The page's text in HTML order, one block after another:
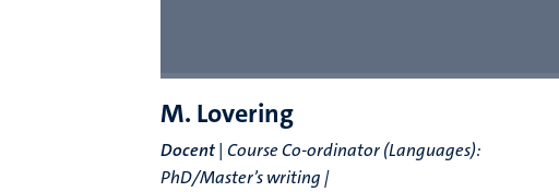
M. Lovering
Docent| Course Co-ordinator (Languages):
PhD/Master’s writing |